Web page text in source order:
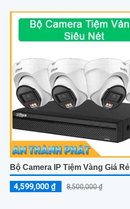
Bộ Camera IP Tiệm Vàng Giá Rẻ
4,599,000 ₫ 8,500,000 ₫